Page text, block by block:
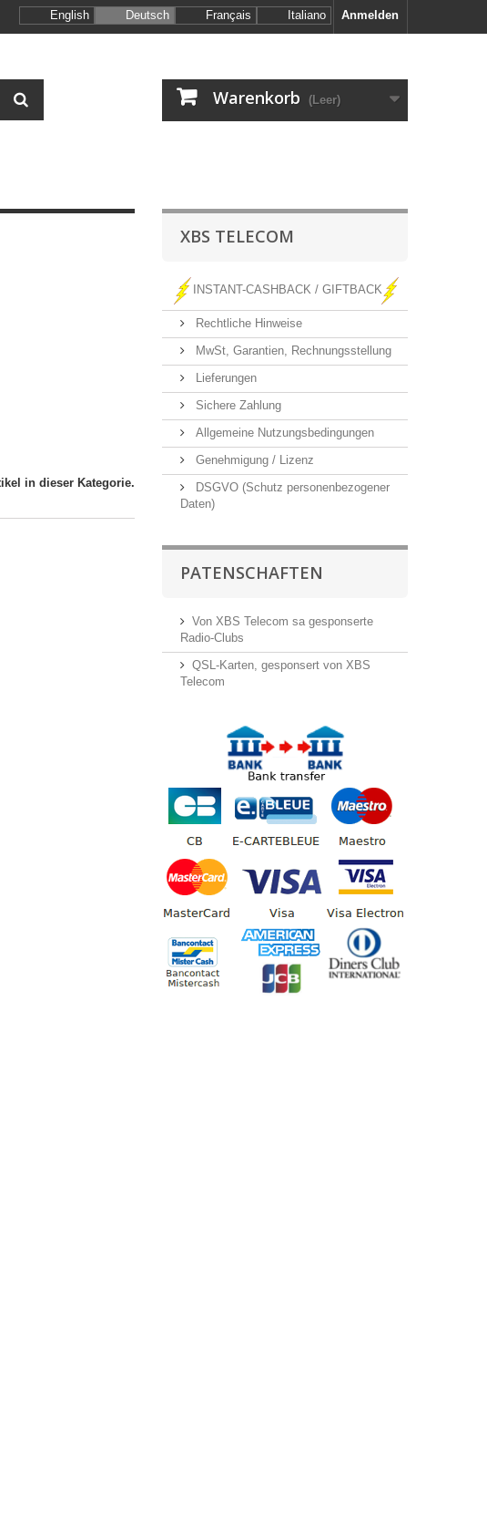
Anmelden
English Deutsch Français Italiano
Warenkorb (Leer)
in dieser Kategorie.
XBS TELECOM
INSTANT-CASHBACK / GIFTBACK
Rechtliche Hinweise
MwSt, Garantien, Rechnungsstellung
Lieferungen
Sichere Zahlung
Allgemeine Nutzungsbedingungen
Genehmigung / Lizenz
DSGVO (Schutz personenbezogener
Daten)
PATENSCHAFTEN
Von XBS Telecom sa gesponserte
Radio-Clubs
QSL-Karten, gesponsert von XBS
Telecom